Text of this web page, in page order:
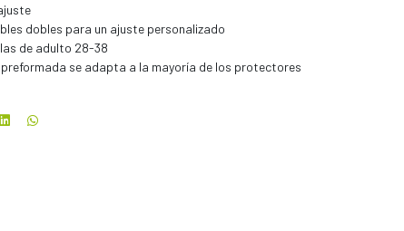
dobles para un ajuste personalizado
de adulto 28-38
se adapta a la mayoría de los protectores